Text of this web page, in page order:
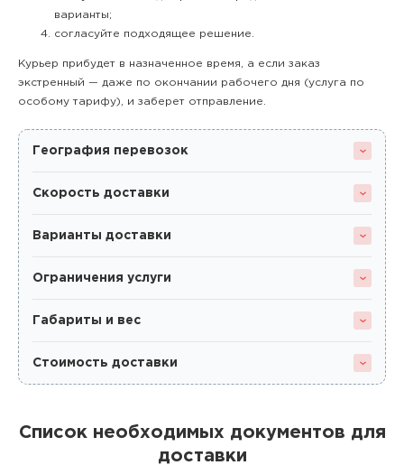
варианты;
согласуйте подходящее решение.
Курьер прибудет в назначенное время, а если заказ
экстренный — даже по окончании рабочего дня (услуга по
особому тарифу), и заберет отправление.
География перевозок
Скорость доставки
Варианты доставки
Ограничения услуги
Габариты и вес
Стоимость доставки
Список необходимых документов для
доставки